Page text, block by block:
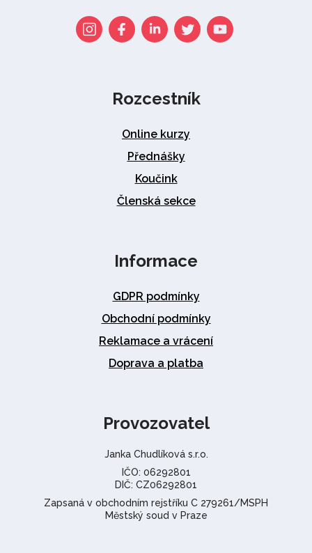
Rozcestník
Online kurzy
Přednášky
Koučink
Členská sekce
Informace
GDPR podmínky
Obchodní podmínky
Reklamace a vrácení
Doprava a platba
Provozovatel
Janka Chudlíková s.r.o.
IČO: 06292801
DIČ: CZ06292801
Zapsaná v obchodním rejstříku C 279261/MSPH
Městský soud v Praze